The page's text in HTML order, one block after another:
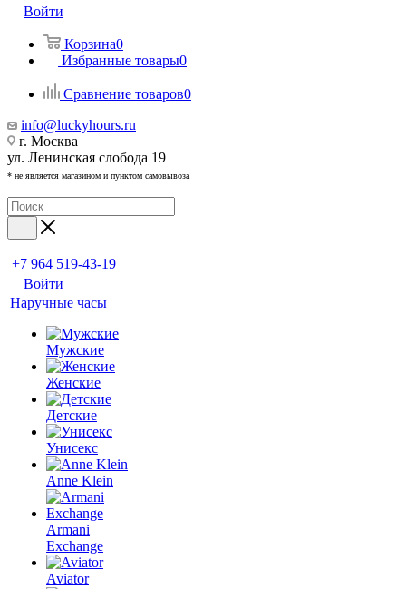
Войти
Корзина0
Избранные товары0
Сравнение товаров0
info@luckyhours.ru
г. Москва
ул. Ленинская слобода 19
* не является магазином и пунктом самовывоза
+7 964 519-43-19
Войти
Наручные часы
Мужские
Женские
Детские
Унисекс
Anne Klein
Armani
Exchange
Aviator